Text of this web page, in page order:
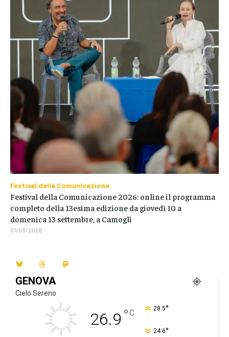
GENOVA
Cielo Sereno
26.9 °C 28.5°
24.6°
Festival della Comunicazione
Festival della Comunicazione 2026: online il programma
completo della 13esima edizione da giovedì 10 a
domenica 13 settembre, a Camogli
01/08/2026